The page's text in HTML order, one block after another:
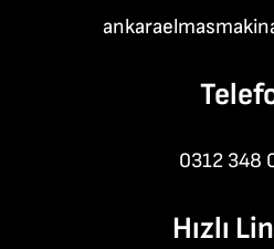
0312 348
Hızlı